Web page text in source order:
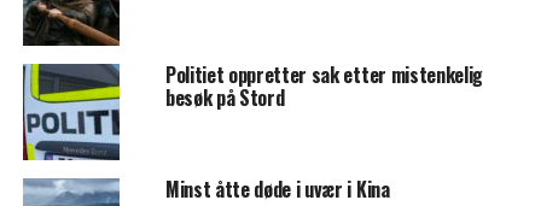
Politiet oppretter sak etter mistenkelig
besøk på Stord
Minst åtte døde i uvær i Kina